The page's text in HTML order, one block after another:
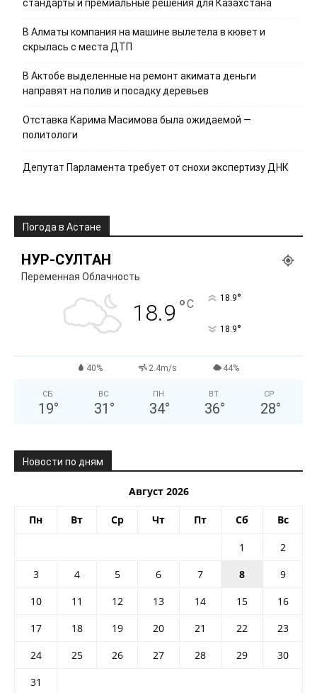
стандарты и премиальные решения для Казахстана
В Алматы компания на машине вылетела в кювет и
скрылась с места ДТП
В Актобе выделенные на ремонт акимата деньги
направят на полив и посадку деревьев
Отставка Карима Масимова была ожидаемой —
политологи
Депутат Парламента требует от снохи экспертизу ДНК
Погода в Астане
НУР-СУЛТАН
Переменная Облачность
18.9 °C 18.9°
18.9°
40% 2.4m/s 44%
СБ
19°
ВС
31 °
ПН
34°
ВТ
36°
СР
28°
Новости по дням
Август 2026
Пн Вт Ср Чт Пт Сб Вс
1
2
3
4 5 6 7 8
9
10
11 12 13 14 15
16
17
18 19 20 21 22
23
24
25 26 27 28 29
30
31